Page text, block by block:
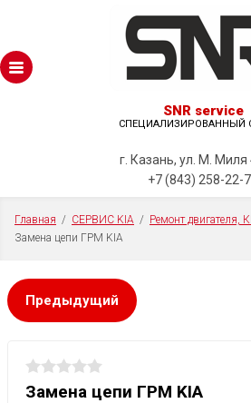
SNR service
СПЕЦИАЛИЗИРОВАННЫЙ
г. Казань, ул. М. Миля
+7 (843) 258-22-
Главная
  /
СЕРВИС KIA
  /
Ремонт двигателя,
Замена цепи ГРМ KIA
Предыдущий
Замена цепи ГРМ KIA